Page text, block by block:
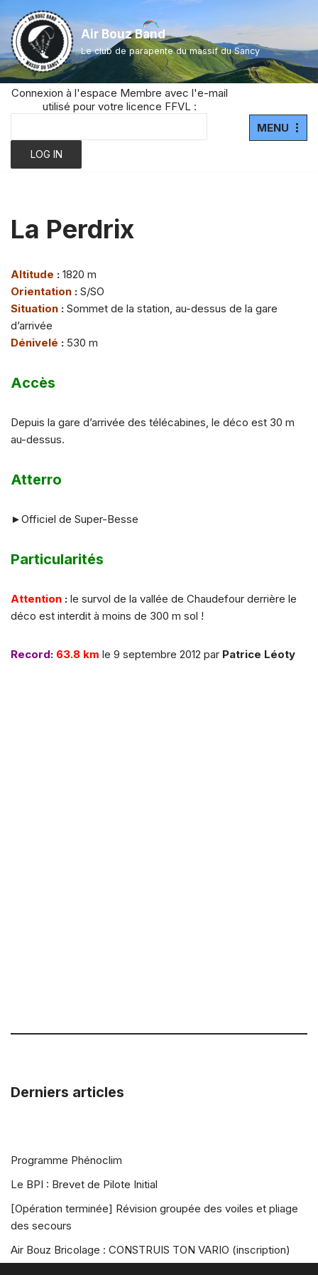
Aller
au
contenu
Air Bouz Band
Le club de parapente du massif du Sancy
Connexion à l'espace Membre avec l'e-mail
utilisé pour votre licence FFVL :
MENU
La Perdrix
Altitude : 1820 m
Orientation : S/SO
Situation : Sommet de la station, au-dessus de la gare
d’arrivée
Dénivelé : 530 m
Accès
Depuis la gare d’arrivée des télécabines, le déco est 30 m
au-dessus.
Atterro
►Officiel de Super-Besse
Particularités
Attention : le survol de la vallée de Chaudefour derrière le
déco est interdit à moins de 300 m sol !
Record: 63.8 km le 9 septembre 2012 par Patrice Léoty
Derniers articles
Programme Phénoclim
Le BPI : Brevet de Pilote Initial
[Opération terminée] Révision groupée des voiles et pliage
des secours
Air Bouz Bricolage : CONSTRUIS TON VARIO (inscription)